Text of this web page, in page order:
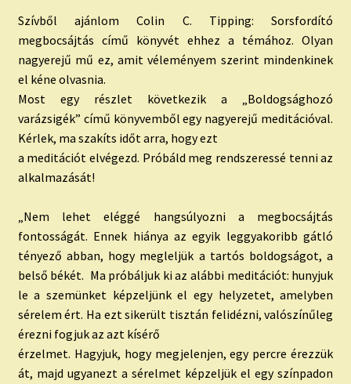
Szívből ajánlom Colin C. Tipping: Sorsfordító
megbocsájtás című könyvét ehhez a témához. Olyan
nagyerejű mű ez, amit véleményem szerint mindenkinek
el kéne olvasnia.
Most egy részlet következik a „Boldogsághozó
varázsigék” című könyvemből egy nagyerejű meditációval.
Kérlek, ma szakíts időt arra, hogy ezt
a meditációt elvégezd. Próbáld meg rendszeressé tenni az
alkalmazását!
„Nem lehet eléggé hangsúlyozni a megbocsájtás
fontosságát. Ennek hiánya az egyik leggyakoribb gátló
tényező abban, hogy megleljük a tartós boldogságot, a
belső békét. Ma próbáljuk ki az alábbi meditációt: hunyjuk
le a szemünket képzeljünk el egy helyzetet, amelyben
sérelem ért. Ha ezt sikerült tisztán felidézni, valószínűleg
érezni fogjuk az azt kísérő
érzelmet. Hagyjuk, hogy megjelenjen, egy percre érezzük
át, majd ugyanezt a sérelmet képzeljük el egy színpadon